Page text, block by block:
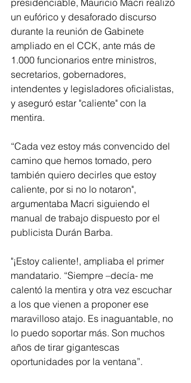
un eufórico y desaforado discurso
durante la reunión de Gabinete
ampliado en el CCK, ante más de
1.000 funcionarios entre ministros,
secretarios, gobernadores,
intendentes y legisladores oficialistas,
y aseguró estar "caliente" con la
mentira.
“Cada vez estoy más convencido del
camino que hemos tomado, pero
también quiero decirles que estoy
caliente, por si no lo notaron",
argumentaba Macri siguiendo el
manual de trabajo dispuesto por el
publicista Durán Barba.
"¡Estoy caliente!, ampliaba el primer
mandatario. “Siempre –decía- me
calentó la mentira y otra vez escuchar
a los que vienen a proponer ese
maravilloso atajo. Es inaguantable, no
lo puedo soportar más. Son muchos
años de tirar gigantescas
oportunidades por la ventana”.